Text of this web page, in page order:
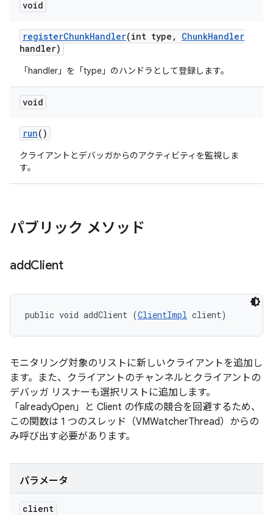
void
registerChunkHandler(int type , ChunkHandler
handler)
「handler」を「type」のハンドラとして登録します。
void
run()
クライアントとデバッガからのアクティビティを監視しま
す。
パブリック メソッド
addClient
public void addClient (ClientImpl client)
モニタリング対象のリストに新しいクライアントを追加し
ます。また、クライアントのチャンネルとクライアントの
デバッガ リスナーも選択リストに追加します。
「alreadyOpen」と Client の作成の競合を回避するため、
この関数は 1 つのスレッド（VMWatcherThread）からの
み呼び出す必要があります。
パラメータ
client